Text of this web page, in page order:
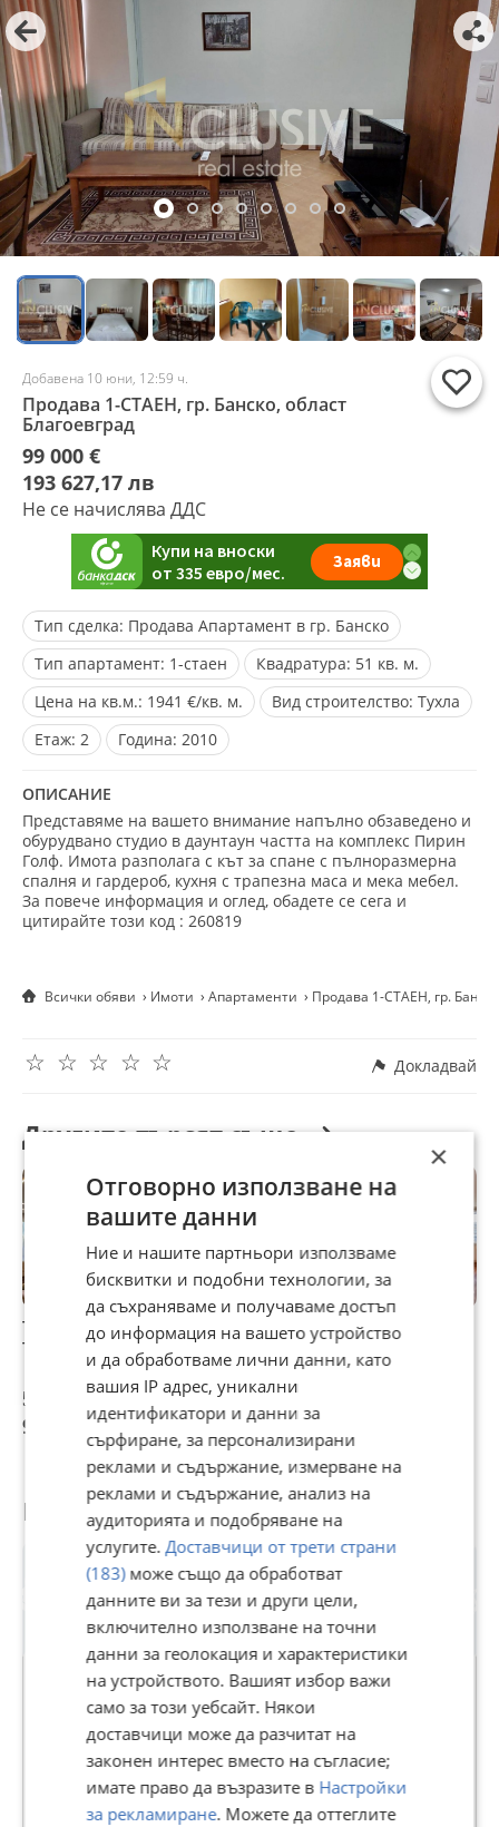
Добавена 10 юни, 12:59 ч.
Продава 1-СТАЕН, гр. Банско, област
Благоевград
99 000 €
193 627,17 лв
Не се начислява ДДС
Тип сделка: Продава Апартамент в гр. Банско
Тип апартамент: 1-стаен Квадратура: 51 кв. м.
Цена на кв.м.: 1941 €/кв. м. Вид строителство: Тухла
Eтаж: 2 Година: 2010
ОПИСАНИЕ
Представяме на вашето внимание напълно обзаведено и
обурудвано студио в даунтаун частта на комплекс Пирин
Голф. Имота разполага с кът за спане с пълноразмерна
спалня и гардероб, кухня с трапезна маса и мека мебел.
За повече информация и оглед, обадете се сега и
цитирайте този код : 260819
Всички обяви Имоти Апартаменти Продава 1-СТАЕН, гр.
☆
☆
☆
☆
☆ Докладвай
Другите търсят също
Тристаен в
Тракия!
500 €
977,92 лв
ТРИСТАЕН
АПАРТАМЕНТ В
СВИЛЕНГРАД – 87
580 € – НОВО
СТРОИТЕЛСТВО,
ЖИЛИЩЕН
КОМПЛЕКС „ЛАС
ВЕГАС“
87 580 €
171 291,59 лв
Продава 3-СТАЕН,
гр. София,
Банишора
Потребител
ИНКЛУЗИВ БЪЛГАРИЯ АД
В Bazar.BG от 05 декември 2022г.
Последно активен днес в 11:09 ч.
×
Отговорно използване на
вашите данни
Ние и нашите партньори използваме
бисквитки и подобни технологии, за
да съхраняваме и получаваме достъп
до информация на вашето устройство
и да обработваме лични данни, като
вашия IP адрес, уникални
идентификатори и данни за
сърфиране, за персонализирани
реклами и съдържание, измерване на
реклами и съдържание, анализ на
аудиторията и подобряване на
услугите. Доставчици от трети страни
(183)може също да обработват
данните ви за тези и други цели,
включително използване на точни
данни за геолокация и характеристики
на устройството. Вашият избор важи
само за този уебсайт. Някои
доставчици може да разчитат на
законен интерес вместо на съгласие;
имате право да възразите в Настройки
за рекламиране. Можете да оттеглите